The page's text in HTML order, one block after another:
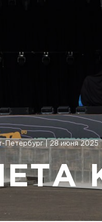
Петербург | 28 июня 2025